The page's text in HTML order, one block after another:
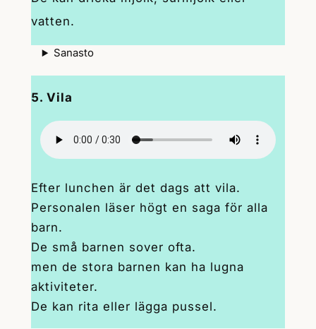
vatten.
Sanasto
5. Vila
Efter lunchen är det dags att vila.
Personalen läser högt en saga för alla
barn.
De små barnen sover ofta.
men de stora barnen kan ha lugna
aktiviteter.
De kan rita eller lägga pussel.